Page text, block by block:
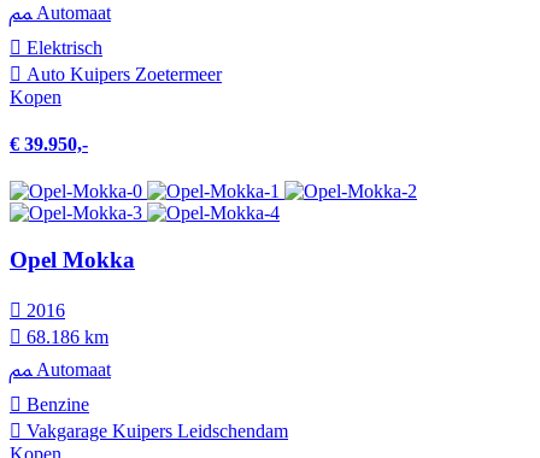
Automaat
Elektrisch
Auto Kuipers Zoetermeer
Kopen
€ 39.950,-
Opel Mokka
2016
68.186 km
Automaat
Benzine
Vakgarage Kuipers Leidschendam
Kopen